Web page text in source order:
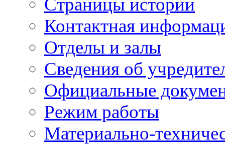
Страницы истории
Контактная
Отделы и залы
Сведения об
Официальные
Режим работы
Материально-